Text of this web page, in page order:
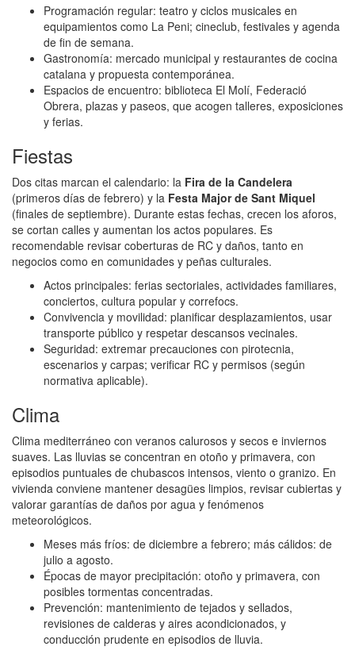
Programación regular: teatro y ciclos musicales en
equipamientos como La Peni; cineclub, festivales y agenda
de fin de semana.
Gastronomía: mercado municipal y restaurantes de cocina
catalana y propuesta contemporánea.
Espacios de encuentro: biblioteca El Molí, Federació
Obrera, plazas y paseos, que acogen talleres, exposiciones
y ferias.
Fiestas
Dos citas marcan el calendario: la Fira de la Candelera
(primeros días de febrero) y la Festa Major de Sant Miquel
(finales de septiembre). Durante estas fechas, crecen los aforos,
se cortan calles y aumentan los actos populares. Es
recomendable revisar coberturas de RC y daños, tanto en
negocios como en comunidades y peñas culturales.
Actos principales: ferias sectoriales, actividades familiares,
conciertos, cultura popular y correfocs.
Convivencia y movilidad: planificar desplazamientos, usar
transporte público y respetar descansos vecinales.
Seguridad: extremar precauciones con pirotecnia,
escenarios y carpas; verificar RC y permisos (según
normativa aplicable).
Clima
Clima mediterráneo con veranos calurosos y secos e inviernos
suaves. Las lluvias se concentran en otoño y primavera, con
episodios puntuales de chubascos intensos, viento o granizo. En
vivienda conviene mantener desagües limpios, revisar cubiertas y
valorar garantías de daños por agua y fenómenos
meteorológicos.
Meses más fríos: de diciembre a febrero; más cálidos: de
julio a agosto.
Épocas de mayor precipitación: otoño y primavera, con
posibles tormentas concentradas.
Prevención: mantenimiento de tejados y sellados,
revisiones de calderas y aires acondicionados, y
conducción prudente en episodios de lluvia.